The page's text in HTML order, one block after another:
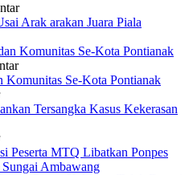
Arak arakan Juara Piala
Komunitas Se-Kota Pontianak
Tersangka Kasus Kekerasan
Peserta MTQ Libatkan Ponpes
Ambawang